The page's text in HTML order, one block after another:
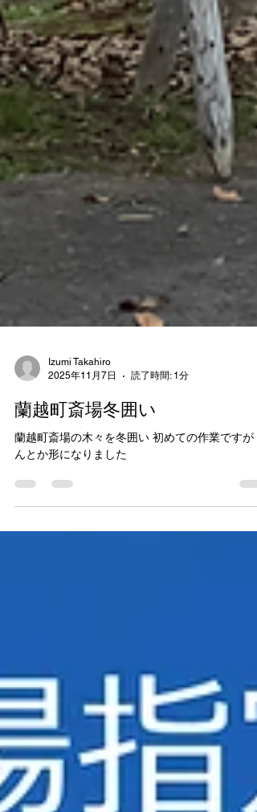
Izumi Takahiro
2025年11月7日
読了時間: 1分
蘭越町斎場冬囲い
蘭越町斎場の木々を冬囲い 初めての作業ですが